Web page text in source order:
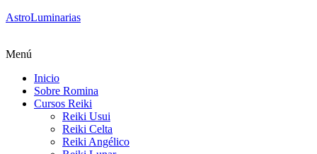
AstroLuminarias
Menú
Inicio
Sobre Romina
Cursos Reiki
Reiki Usui
Reiki Celta
Reiki Angélico